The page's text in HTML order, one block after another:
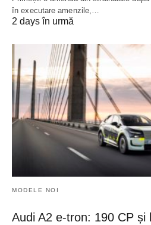
în executare amenzile,…
2 days în urmă
MODELE NOI
Audi A2 e-tron: 190 CP și